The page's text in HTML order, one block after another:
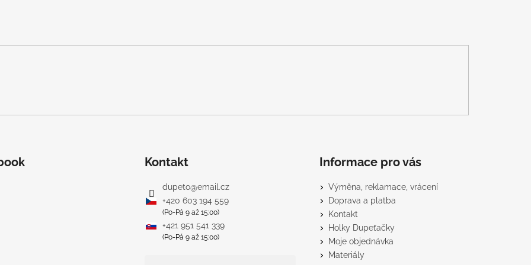
Kontakt
dupeto@email.cz
+420 603 194 559
(Po-Pá 9 až 15:00)
+421 951 541 339
(Po-Pá 9 až 15:00)
Informace pro vás
Výměna, reklamace, vrácení
Doprava a platba
Kontakt
Holky Dupeťačky
Moje objednávka
Materiály